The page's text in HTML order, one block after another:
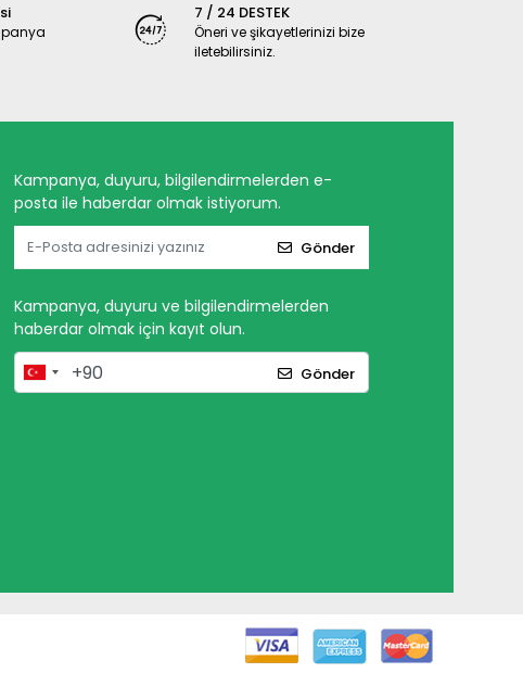
7 / 24 DESTEK
Öneri ve şikayetlerinizi bize
iletebilirsiniz.
Kampanya, duyuru, bilgilendirmelerden e-
posta ile haberdar olmak istiyorum.
Gönder
Kampanya, duyuru ve bilgilendirmelerden
haberdar olmak için kayıt olun.
Gönder